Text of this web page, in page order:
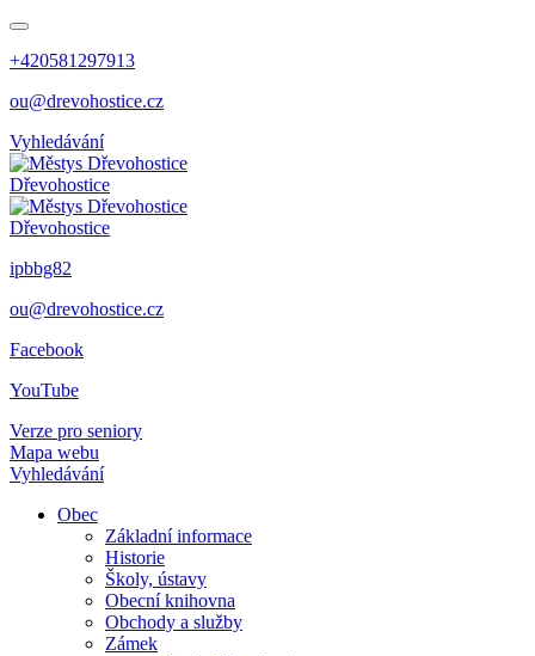
+420581297913
ou@drevohostice.cz
Vyhledávání
Dřevohostice
Dřevohostice
ipbbg82
ou@drevohostice.cz
Facebook
YouTube
Verze pro seniory
Mapa webu
Vyhledávání
Obec
Základní informace
Historie
Školy, ústavy
Obecní knihovna
Obchody a služby
Zámek